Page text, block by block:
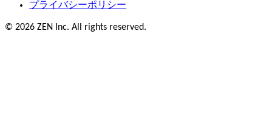
プライバシーポリシー
© 2026 ZEN Inc. All rights reserved.